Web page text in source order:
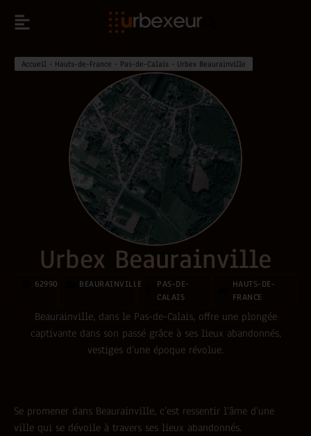
Accueil • Hauts-de-France • Pas-de-Calais • Urbex Beaurainville
Urbex Beaurainville
62990 BEAURAINVILLE
PAS-DE-
CALAIS
HAUTS-DE-
FRANCE
Beaurainville, dans le Pas-de-Calais, offre une plongée
captivante dans son passé grâce à ses lieux abandonnés,
vestiges d’une époque révolue.
Se promener dans Beaurainville, c’est ressentir l’âme d’une
ville qui se dévoile à travers ses lieux abandonnés.